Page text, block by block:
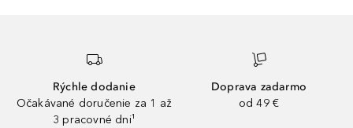
Rýchle dodanie
Očakávané doručenie za 1 až
3 pracovné dni¹
Doprava zadarmo
od 49 €